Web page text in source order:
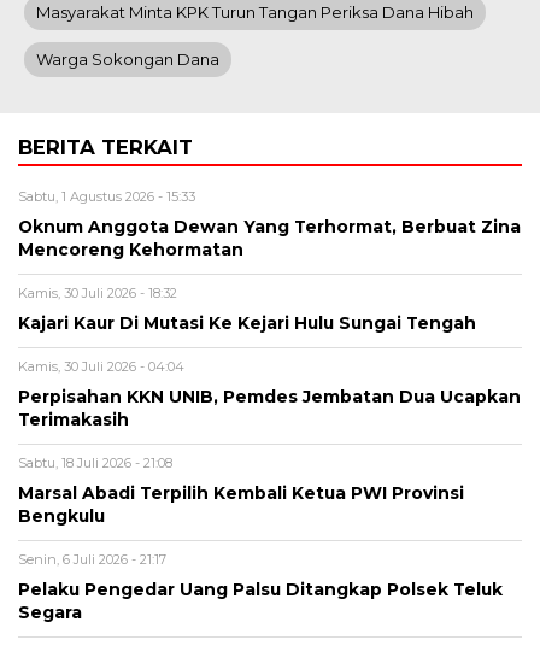
Masyarakat Minta KPK Turun Tangan Periksa Dana Hibah
Warga Sokongan Dana
BERITA TERKAIT
Sabtu, 1 Agustus 2026 - 15:33
Oknum Anggota Dewan Yang Terhormat, Berbuat Zina
Mencoreng Kehormatan
Kamis, 30 Juli 2026 - 18:32
Kajari Kaur Di Mutasi Ke Kejari Hulu Sungai Tengah
Kamis, 30 Juli 2026 - 04:04
Perpisahan KKN UNIB, Pemdes Jembatan Dua Ucapkan
Terimakasih
Sabtu, 18 Juli 2026 - 21:08
Marsal Abadi Terpilih Kembali Ketua PWI Provinsi
Bengkulu
Senin, 6 Juli 2026 - 21:17
Pelaku Pengedar Uang Palsu Ditangkap Polsek Teluk
Segara